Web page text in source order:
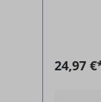
24,97